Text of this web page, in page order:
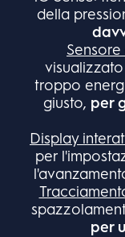
della
troppo
giusto, per
Display
per
per